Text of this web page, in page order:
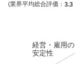
(業界平均総合評価： 3.3
経営・雇用の
安定性